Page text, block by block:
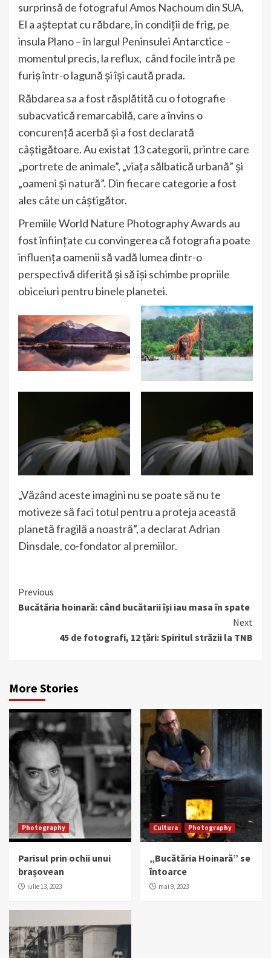
surprinsă de fotograful Amos Nachoum din SUA.
El a așteptat cu răbdare, în condiții de frig, pe
insula Plano – în largul Peninsulei Antarctice –
momentul precis, la reflux, când focile intră pe
furiș într-o lagună și își caută prada.
Răbdarea sa a fost răsplătită cu o fotografie
subacvatică remarcabilă, care a învins o
concurență acerbă și a fost declarată
câștigătoare. Au existat 13 categorii, printre care
„portrete de animale”, „viața sălbatică urbană” și
„oameni și natură”. Din fiecare categorie a fost
ales câte un câștigător.
Premiile World Nature Photography Awards au
fost înființate cu convingerea că fotografia poate
influența oamenii să vadă lumea dintr-o
perspectivă diferită și să își schimbe propriile
obiceiuri pentru binele planetei.
„Văzând aceste imagini nu se poate să nu te
motiveze să faci totul pentru a proteja această
planetă fragilă a noastră”, a declarat Adrian
Dinsdale, co-fondator al premiilor.
Continue
Reading
Previous
Bucătăria hoinară: când bucătarii își iau masa în spate
Next
45 de fotografi, 12 țări: Spiritul străzii la TNB
More Stories
Photography
Parisul prin ochii unui
brașovean
iulie 13, 2023
Cultura Photography
„Bucătăria Hoinară” se
întoarce
mai 9, 2023